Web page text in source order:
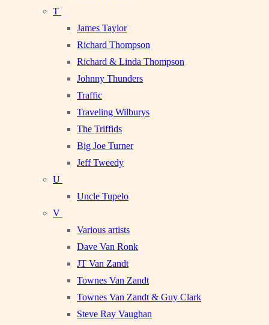
T
James Taylor
Richard Thompson
Richard & Linda Thompson
Johnny Thunders
Traffic
Traveling Wilburys
The Triffids
Big Joe Turner
Jeff Tweedy
U
Uncle Tupelo
V
Various artists
Dave Van Ronk
JT Van Zandt
Townes Van Zandt
Townes Van Zandt & Guy Clark
Steve Ray Vaughan